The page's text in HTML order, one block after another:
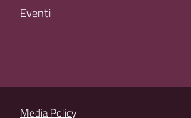
Eventi
Media Policy